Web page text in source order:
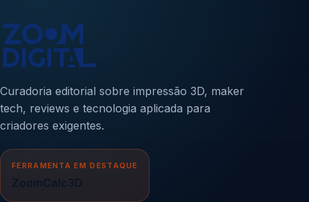
Curadoria editorial sobre impressão 3D, maker
tech, reviews e tecnologia aplicada para
criadores exigentes.
FERRAMENTA EM DESTAQUE
ZoomCalc3D